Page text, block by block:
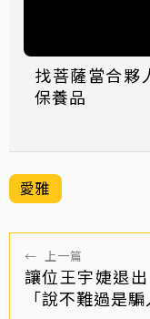
找菩薩當合夥
保養品
愛雅
← 上一篇
讓位王宇婕退
「說不難過是騙